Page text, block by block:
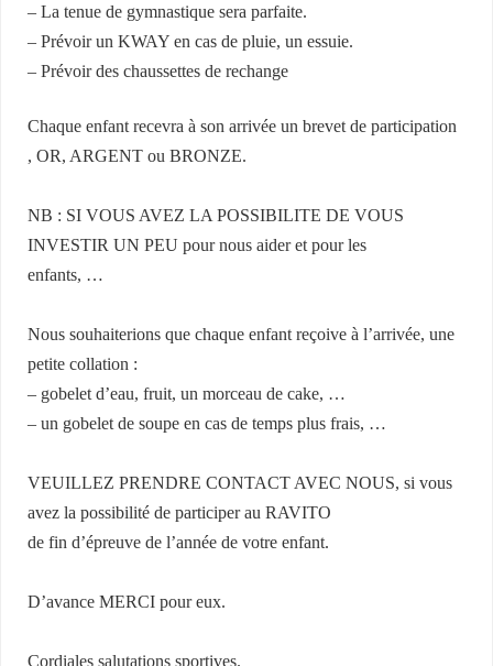
– La tenue de gymnastique sera parfaite.
– Prévoir un KWAY en cas de pluie, un essuie.
– Prévoir des chaussettes de rechange
Chaque enfant recevra à son arrivée un brevet de participation
, OR, ARGENT ou BRONZE.
NB : SI VOUS AVEZ LA POSSIBILITE DE VOUS
INVESTIR UN PEU pour nous aider et pour les
enfants, …
Nous souhaiterions que chaque enfant reçoive à l’arrivée, une
petite collation :
– gobelet d’eau, fruit, un morceau de cake, …
– un gobelet de soupe en cas de temps plus frais, …
VEUILLEZ PRENDRE CONTACT AVEC NOUS, si vous
avez la possibilité de participer au RAVITO
de fin d’épreuve de l’année de votre enfant.
D’avance MERCI pour eux.
Cordiales salutations sportives.